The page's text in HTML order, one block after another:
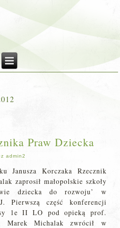
Praw Dziecka
admin2
Janusza Korczaka Rzecznik
zaprosił małopolskie szkoły
dziecka do rozwoju’ w
Pierwszą część konferencji
1e II LO pod opieką prof.
Marek Michalak zwrócił w